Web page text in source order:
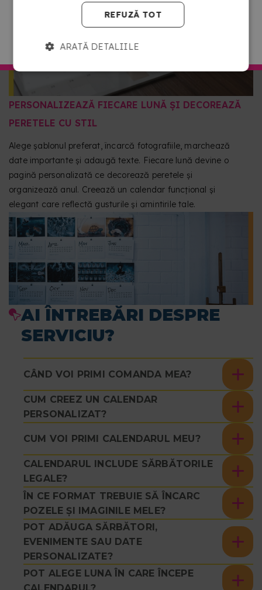
MERGI LA COPYKREA ROMÂNIA
PERSONALIZEAZĂ FIECARE LUNĂ ȘI DECOREAZĂ
PERETELE CU STIL
Alege șablonul preferat, încarcă fotografiile, marchează
date importante și adaugă texte. Fiecare lună devine o
pagină personalizată ce decorează peretele și
organizează anul. Creează un calendar funcțional și
elegant care reflectă gusturile și amintirile tale.
AI ÎNTREBĂRI DESPRE
SERVICIU?
CÂND VOI PRIMI COMANDA MEA?
CUM CREEZ UN CALENDAR
PERSONALIZAT?
CUM VOI PRIMI CALENDARUL MEU?
CALENDARUL INCLUDE SĂRBĂTORILE
LEGALE?
ÎN CE FORMAT TREBUIE SĂ ÎNCARC
POZELE ȘI IMAGINILE MELE?
POT ADĂUGA SĂRBĂTORI,
EVENIMENTE SAU DATE
PERSONALIZATE?
POT ALEGE LUNA ÎN CARE ÎNCEPE
REFUZĂ TOT
ARATĂ DETALIILE